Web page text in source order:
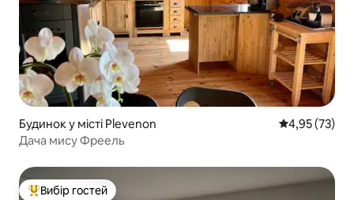
Будинок у місті Plevenon Середня
4,95 (73)
Дача мису Фреель
Вибір гостей